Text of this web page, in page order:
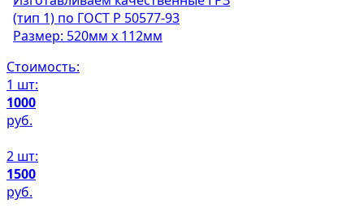
(тип 1) по ГОСТ Р 50577-93
Размер: 520мм х 112мм
Стоимость:
1 шт:
1000
руб.
2 шт:
1500
руб.